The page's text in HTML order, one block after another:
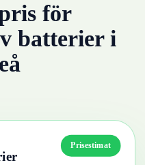
för
batterieri
Prisestimat